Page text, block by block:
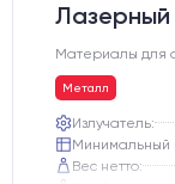
Лазерный
Материалы для
Металл
Излучатель:
Минимальный
Вес нетто: